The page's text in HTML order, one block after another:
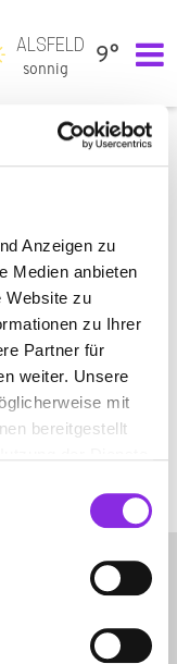
Anzeigen zu
Medien anbieten
Website zu
zu Ihrer
Partner für
weiter. Unsere
mit
bereitgestellt
ALSFELD
sonnig
9°
zusammengestellt.
Aktualität
übernommen.
die Ihnen in
der Website oder
sofern nicht eine
oder eine
des
gewerbliche und